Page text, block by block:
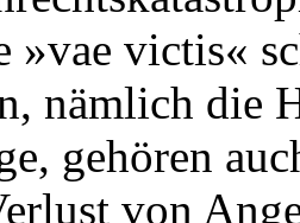
»vae victis«
nämlich die
gehören
von